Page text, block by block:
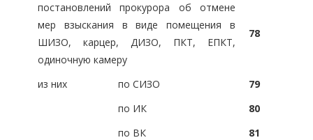
постановлений прокурора об отмене
мер взыскания в виде помещения в
ШИЗО, карцер, ДИЗО, ПКТ, ЕПКТ,
одиночную камеру
78
из них по СИЗО
79
по ИК
80
по ВК
81